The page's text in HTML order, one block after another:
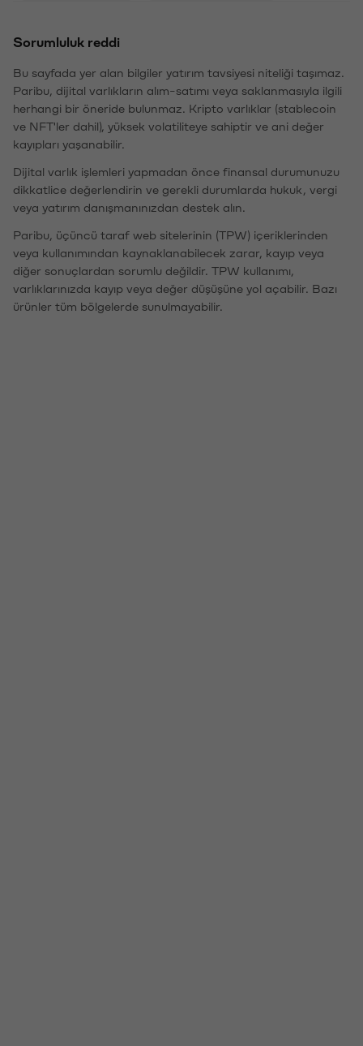
Sorumluluk reddi
Bu sayfada yer alan bilgiler yatırım tavsiyesi niteliği taşımaz.
Paribu, dijital varlıkların alım-satımı veya saklanmasıyla ilgili
herhangi bir öneride bulunmaz. Kripto varlıklar (stablecoin
ve NFT'ler dahil), yüksek volatiliteye sahiptir ve ani değer
kayıpları yaşanabilir.
Dijital varlık işlemleri yapmadan önce finansal durumunuzu
dikkatlice değerlendirin ve gerekli durumlarda hukuk, vergi
veya yatırım danışmanınızdan destek alın.
Paribu, üçüncü taraf web sitelerinin (TPW) içeriklerinden
veya kullanımından kaynaklanabilecek zarar, kayıp veya
diğer sonuçlardan sorumlu değildir. TPW kullanımı,
varlıklarınızda kayıp veya değer düşüşüne yol açabilir. Bazı
ürünler tüm bölgelerde sunulmayabilir.